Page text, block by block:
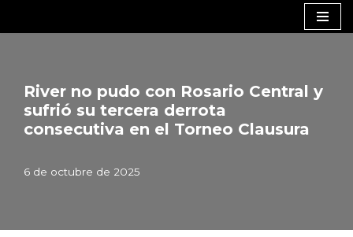
River no pudo con Rosario Central y
sufrió su tercera derrota
consecutiva en el Torneo Clausura
6 de octubre de 2025